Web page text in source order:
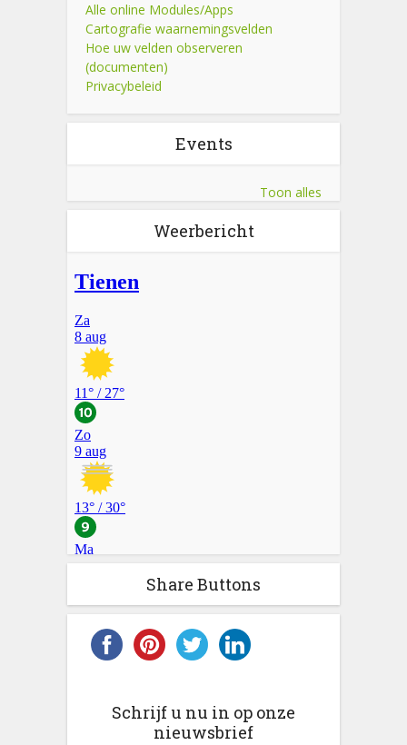
Alle online Modules/Apps
Cartografie waarnemingsvelden
Hoe uw velden observeren
(documenten)
Privacybeleid
Events
Toon alles
Weerbericht
Share Buttons
Schrijf u nu in op onze
nieuwsbrief